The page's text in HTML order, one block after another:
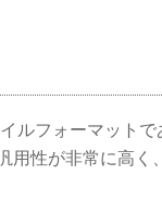
ルフォーマット
性が非常に高く